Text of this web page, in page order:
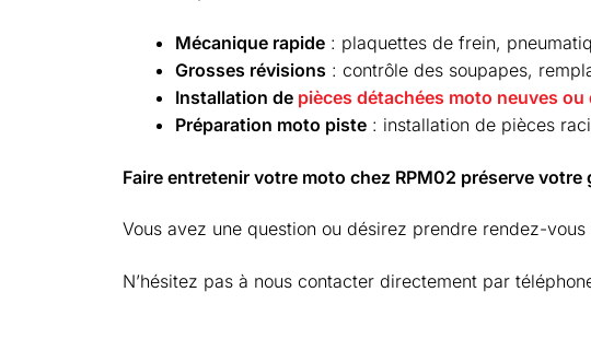
Mécanique rapide : plaquettes de frein,
Grosses révisions : contrôle des soupapes,
Installation de pièces détachées moto neuves ou
Préparation moto piste : installation de pièces
Faire entretenir votre moto chez RPM02 préserve
Vous avez une question ou désirez prendre rendez-
N’hésitez pas à nous contacter directement par